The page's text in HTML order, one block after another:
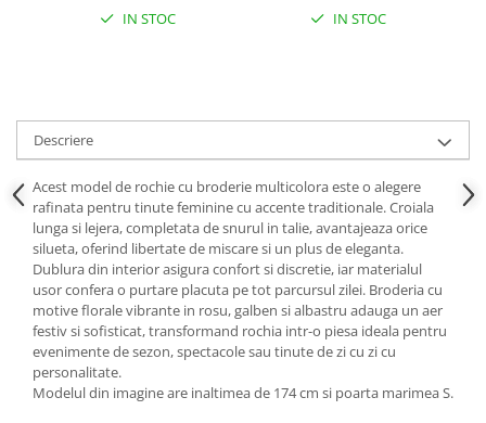
IN STOC IN STOC
Descriere
Acest model de rochie cu broderie multicolora este o alegere
rafinata pentru tinute feminine cu accente traditionale. Croiala
lunga si lejera, completata de snurul in talie, avantajeaza orice
silueta, oferind libertate de miscare si un plus de eleganta.
Dublura din interior asigura confort si discretie, iar materialul
usor confera o purtare placuta pe tot parcursul zilei. Broderia cu
motive florale vibrante in rosu, galben si albastru adauga un aer
festiv si sofisticat, transformand rochia intr-o piesa ideala pentru
evenimente de sezon, spectacole sau tinute de zi cu zi cu
personalitate.
Modelul din imagine are inaltimea de 174 cm si poarta marimea S.